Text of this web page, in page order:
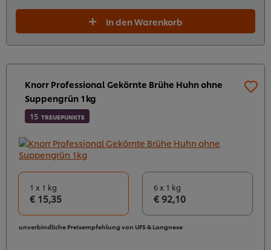
In den Warenkorb
Knorr Professional Gekörnte Brühe Huhn ohne
Suppengrün 1kg
15 TREUEPUNKTE
1 x 1 kg
€ 15,35
6 x 1 kg
€ 92,10
unverbindliche Preisempfehlung von UFS & Langnese